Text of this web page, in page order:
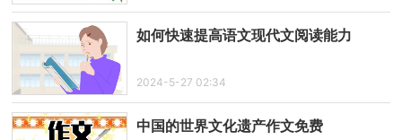
如何快速提高语文现代文阅读能力
2024-5-27 02:34
中国的世界文化遗产作文免费